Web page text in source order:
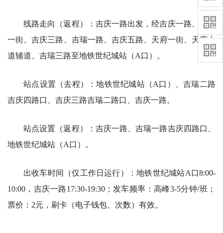
线路走向（返程）：吉庆一路出发，经吉庆一路、天府
一街、吉庆三路、吉瑞一路、吉庆五路、天府一街、天府大
道辅道、吉瑞三路至地铁世纪城站（A口）。
站点设置（去程）：地铁世纪城站（A口）、吉瑞二路
吉庆四路口、吉庆三路吉瑞二路口、吉庆一路。
站点设置（返程）：吉庆一路、吉瑞一路吉庆四路口、
地铁世纪城站（A口）。
出收车时间（仅工作日运行）：地铁世纪城站A口8:00-
10:00，吉庆一路17:30-19:30；发车频率：高峰3-5分钟/班；
票价：2元，刷卡（电子钱包、次数）有效。